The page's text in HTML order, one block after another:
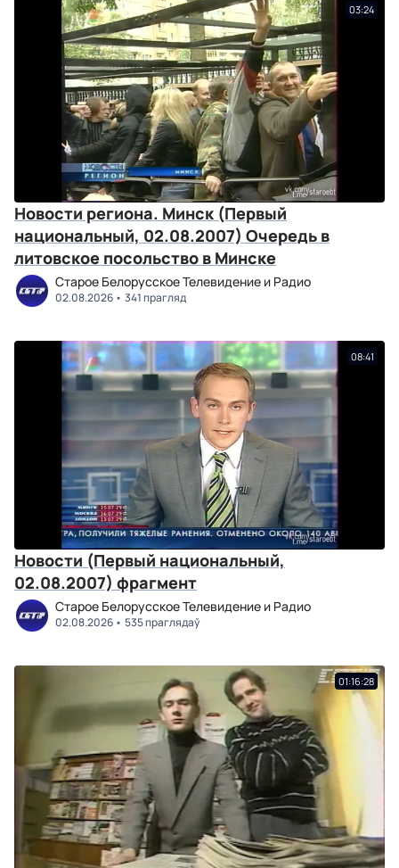
03:24
Новости региона. Минск (Первый
национальный, 02.08.2007) Очередь в
литовское посольство в Минске
Старое Белорусское Телевидение и Радио
02.08.2026 341 прагляд
08:41
Новости (Первый национальный,
02.08.2007) фрагмент
Старое Белорусское Телевидение и Радио
02.08.2026 535 праглядаў
01:16:28